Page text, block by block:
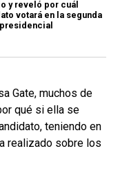
y reveló por cuál
votará en la segunda
Gate, muchos de
qué si ella se
teniendo en
realizado sobre los